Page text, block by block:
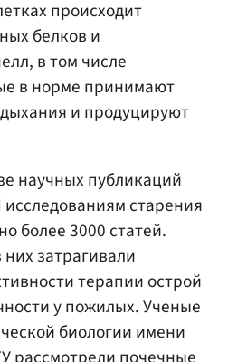
происходит
белков и
в том числе
в норме принимают
и продуцируют
научных публикаций
старения
более 3000 статей.
затрагивали
терапии острой
у пожилых. Ученые
биологии имени